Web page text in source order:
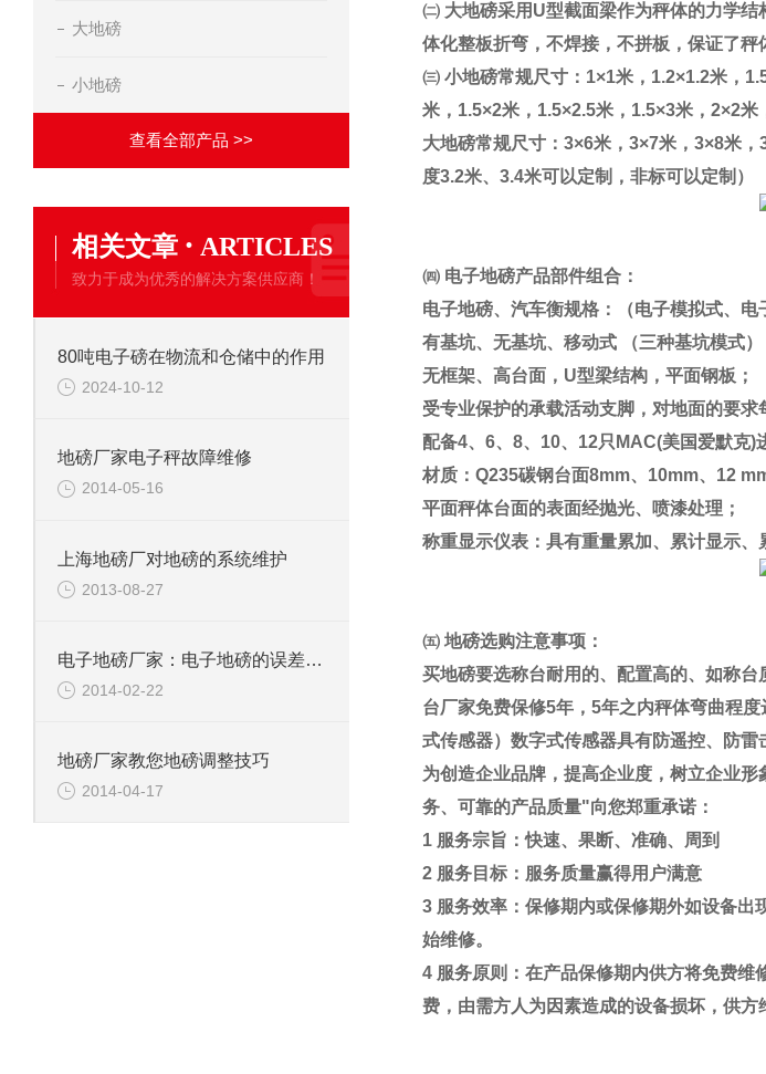
大地磅
小地磅
查看全部产品 >>
相关文章 · ARTICLES
致力于成为优秀的解决方案供应商！
80吨电子磅在物流和仓储中的作用
2024-10-12
地磅厂家电子秤故障维修
2014-05-16
上海地磅厂对地磅的系统维护
2013-08-27
电子地磅厂家：电子地磅的误差是怎么计算的？
2014-02-22
地磅厂家教您地磅调整技巧
2014-04-17
㈡ 大地磅采用 U型截面梁作为秤体的力学结
体化整板折弯，不焊接，不拼板，保证了秤
㈢ 小地磅常规尺寸： 1×1米， 1.2×1.2米，
米， 1.5×2米， 1.5×2.5米， 1.5×3米， 2×2米
大地磅常规尺寸： 3×6米， 3×7米， 3×8米，
度3.2米、 3.4米可以定制，非标可以定制）
㈣ 电子地磅产品部件组合：
电子地磅、汽车衡规格：（电子模拟式、电
有基坑、无基坑、移动式
（三种基坑模式）
无框架、高台面， U型梁结构，平面钢板；
受专业保护的承载活动支脚，对地面的要求
配备4、 6、 8、 10、 12只 MAC(美国爱默克)
材质： Q235碳钢台面8mm、 10mm、 12
平面秤体台面的表面经抛光、喷漆处理；
称重显示仪表：具有重量累加、累计显示、
㈤ 地磅选购注意事项：
买地磅要选称台耐用的、配置高的、如称台
台厂家免费保修5年， 5年之内秤体弯曲程
式传感器）数字式传感器具有防遥控、防雷
为创造企业品牌，提高企业度，树立企业形
务、可靠的产品质量"向您郑重承诺：
1 服务宗旨：快速、果断、准确、周到
2 服务目标：服务质量赢得用户满意
3 服务效率：保修期内或保修期外如设备
始维修。
4 服务原则：在产品保修期内供方将免费
费，由需方人为因素造成的设备损坏，供方